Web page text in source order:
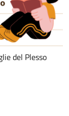
del Plesso